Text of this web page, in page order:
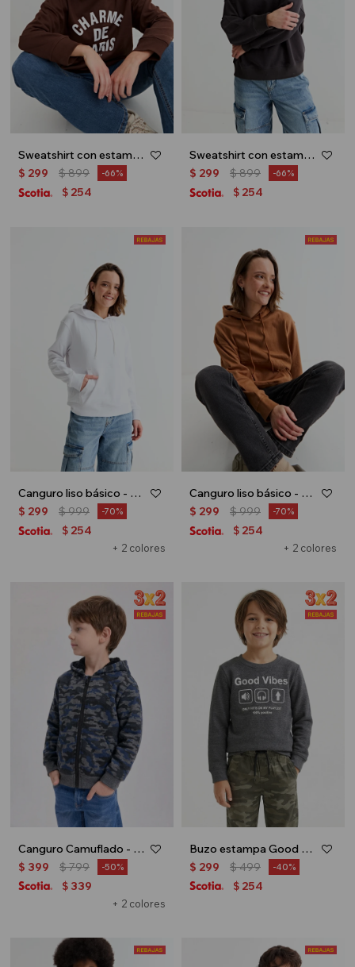
Sweatshirt con estampa Charme de Paris - Marron
$ 299 $899 66
$ 254
Sweatshirt con estampa en espalda - Gris oscuro
$ 299 $899 66
$ 254
Canguro liso básico - Blanco
+ 2 colores
$ 299 $999 70
$ 254
Canguro liso básico - Tostado
+ 2 colores
$ 299 $999 70
$ 254
Canguro Camuflado - Azul
+ 2 colores
$ 399 $799 50
$ 339
Buzo estampa Good Vibes - Gris oscuro
$ 299 $499 40
$ 254